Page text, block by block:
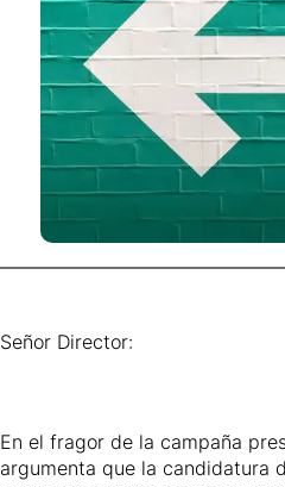
Señor Director:
En el fragor de la campaña
argumenta que la candidatura